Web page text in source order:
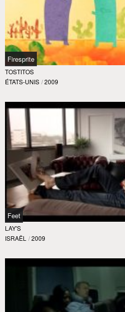
Firesprite
TOSTITOS
ÉTATS-UNIS / 2009
Feet
LAY'S
ISRAËL / 2009